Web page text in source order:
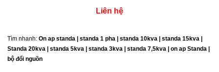
Liên hệ
Tìm nhanh: On ap standa | standa 1 pha | standa 10kva | standa 15kva |
Standa 20kva |
standa 5kva | standa 3kva | standa 7,5kva | on ap Standa |
bộ đổi nguồn